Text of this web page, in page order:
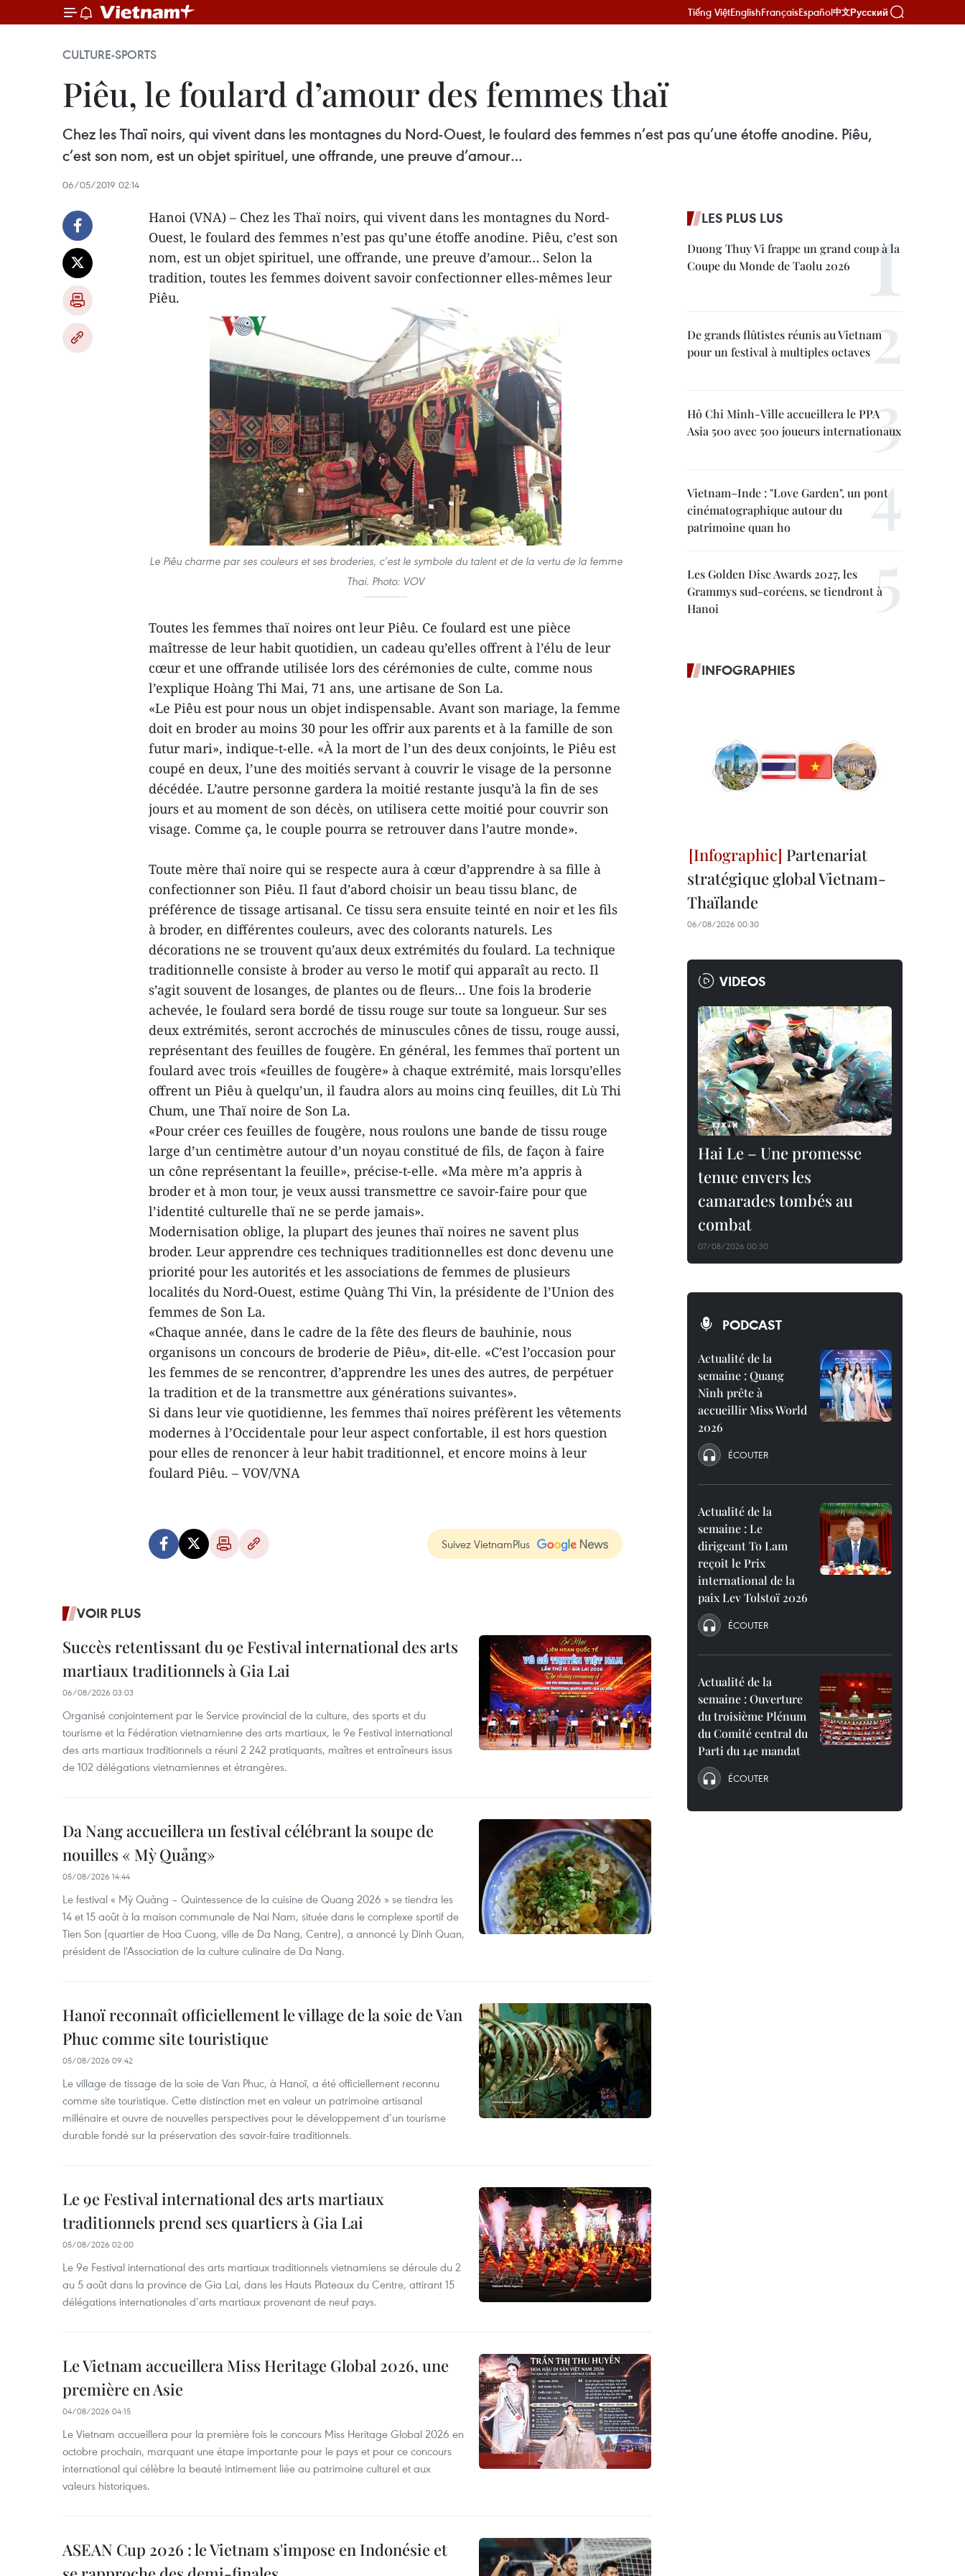
Tiếng ViệtEnglishFrançaisEspañol中文Русский
CULTURE-SPORTS
Piêu, le foulard d’amour des femmes thaï
Chez les Thaï noirs, qui vivent dans les montagnes du Nord-Ouest, le foulard des femmes n’est pas qu’une étoffe anodine. Piêu,
c’est son nom, est un objet spirituel, une offrande, une preuve d’amour…
06/05/2019 02:14
Hanoi (VNA) – Chez les Thaï noirs, qui vivent dans les montagnes du Nord-
Ouest, le foulard des femmes n’est pas qu’une étoffe anodine. Piêu, c’est son
nom, est un objet spirituel, une offrande, une preuve d’amour… Selon la
tradition, toutes les femmes doivent savoir confectionner elles-mêmes leur
Piêu.
Le Piêu charme par ses couleurs et ses broderies, c’est le symbole du talent et de la vertu de la femme
Thai. Photo: VOV
Toutes les femmes thaï noires ont leur Piêu. Ce foulard est une pièce
maîtresse de leur habit quotidien, un cadeau qu’elles offrent à l’élu de leur
cœur et une offrande utilisée lors des cérémonies de culte, comme nous
l’explique Hoàng Thi Mai, 71 ans, une artisane de Son La.
«Le Piêu est pour nous un objet indispensable. Avant son mariage, la femme
doit en broder au moins 30 pour les offrir aux parents et à la famille de son
futur mari», indique-t-elle. «À la mort de l’un des deux conjoints, le Piêu est
coupé en deux, l’une des moitiés servant à couvrir le visage de la personne
décédée. L’autre personne gardera la moitié restante jusqu’à la fin de ses
jours et au moment de son décès, on utilisera cette moitié pour couvrir son
visage. Comme ça, le couple pourra se retrouver dans l’autre monde».
Toute mère thaï noire qui se respecte aura à cœur d’apprendre à sa fille à
confectionner son Piêu. Il faut d’abord choisir un beau tissu blanc, de
préférence de tissage artisanal. Ce tissu sera ensuite teinté en noir et les fils
à broder, en différentes couleurs, avec des colorants naturels. Les
décorations ne se trouvent qu’aux deux extrémités du foulard. La technique
traditionnelle consiste à broder au verso le motif qui apparaît au recto. Il
s’agit souvent de losanges, de plantes ou de fleurs… Une fois la broderie
achevée, le foulard sera bordé de tissu rouge sur toute sa longueur. Sur ses
deux extrémités, seront accrochés de minuscules cônes de tissu, rouge aussi,
représentant des feuilles de fougère. En général, les femmes thaï portent un
foulard avec trois «feuilles de fougère» à chaque extrémité, mais lorsqu’elles
offrent un Piêu à quelqu’un, il faudra alors au moins cinq feuilles, dit Lù Thi
Chum, une Thaï noire de Son La.
«Pour créer ces feuilles de fougère, nous roulons une bande de tissu rouge
large d’un centimètre autour d’un noyau constitué de fils, de façon à faire
un cône représentant la feuille», précise-t-elle. «Ma mère m’a appris à
broder et à mon tour, je veux aussi transmettre ce savoir-faire pour que
l’identité culturelle thaï ne se perde jamais».
Modernisation oblige, la plupart des jeunes thaï noires ne savent plus
broder. Leur apprendre ces techniques traditionnelles est donc devenu une
priorité pour les autorités et les associations de femmes de plusieurs
localités du Nord-Ouest, estime Quàng Thi Vin, la présidente de l’Union des
femmes de Son La.
«Chaque année, dans le cadre de la fête des fleurs de bauhinie, nous
organisons un concours de broderie de Piêu», dit-elle. «C’est l’occasion pour
les femmes de se rencontrer, d’apprendre les unes des autres, de perpétuer
la tradition et de la transmettre aux générations suivantes».
Si dans leur vie quotidienne, les femmes thaï noires préfèrent les vêtements
modernes à l’Occidentale pour leur aspect confortable, il est hors question
pour elles de renoncer à leur habit traditionnel, et encore moins à leur
foulard Piêu. – VOV/VNA
Suivez VietnamPlus
VOIR PLUS
Succès retentissant du 9e Festival international des arts
martiaux traditionnels à Gia Lai
06/08/2026 03:03
Organisé conjointement par le Service provincial de la culture, des sports et du
tourisme et la Fédération vietnamienne des arts martiaux, le 9e Festival international
des arts martiaux traditionnels a réuni 2 242 pratiquants, maîtres et entraîneurs issus
de 102 délégations vietnamiennes et étrangères.
Da Nang accueillera un festival célébrant la soupe de
nouilles « Mỳ Quảng»
05/08/2026 14:44
Le festival « Mỳ Quảng – Quintessence de la cuisine de Quang 2026 » se tiendra les
14 et 15 août à la maison communale de Nai Nam, située dans le complexe sportif de
Tien Son (quartier de Hoa Cuong, ville de Da Nang, Centre), a annoncé Ly Dinh Quan,
président de l'Association de la culture culinaire de Da Nang.
Hanoï reconnaît officiellement le village de la soie de Van
Phuc comme site touristique
05/08/2026 09:42
Le village de tissage de la soie de Van Phuc, à Hanoï, a été officiellement reconnu
comme site touristique. Cette distinction met en valeur un patrimoine artisanal
millénaire et ouvre de nouvelles perspectives pour le développement d’un tourisme
durable fondé sur la préservation des savoir-faire traditionnels.
Le 9e Festival international des arts martiaux
traditionnels prend ses quartiers à Gia Lai
05/08/2026 02:00
Le 9e Festival international des arts martiaux traditionnels vietnamiens se déroule du 2
au 5 août dans la province de Gia Lai, dans les Hauts Plateaux du Centre, attirant 15
délégations internationales d’arts martiaux provenant de neuf pays.
Le Vietnam accueillera Miss Heritage Global 2026, une
première en Asie
04/08/2026 04:15
Le Vietnam accueillera pour la première fois le concours Miss Heritage Global 2026 en
octobre prochain, marquant une étape importante pour le pays et pour ce concours
international qui célèbre la beauté intimement liée au patrimoine culturel et aux
valeurs historiques.
ASEAN Cup 2026 : le Vietnam s'impose en Indonésie et
LES PLUS LUS
Duong Thuy Vi frappe un grand coup à la
Coupe du Monde de Taolu 2026
De grands flûtistes réunis au Vietnam
pour un festival à multiples octaves
Hô Chi Minh-Ville accueillera le PPA
Asia 500 avec 500 joueurs internationaux
Vietnam–Inde : "Love Garden", un pont
cinématographique autour du
patrimoine quan ho
Les Golden Disc Awards 2027, les
Grammys sud-coréens, se tiendront à
Hanoi
INFOGRAPHIES
Partenariat
stratégique global Vietnam-
Thaïlande
06/08/2026 00:30
VIDEOS
Hai Le – Une promesse
tenue envers les
camarades tombés au
combat
07/08/2026 00:30
PODCAST
Actualité de la
semaine : Quang
Ninh prête à
accueillir Miss World
2026
ÉCOUTER
Actualité de la
semaine : Le
dirigeant To Lam
reçoit le Prix
international de la
paix Lev Tolstoï 2026
ÉCOUTER
Actualité de la
semaine : Ouverture
du troisième Plénum
du Comité central du
Parti du 14e mandat
ÉCOUTER